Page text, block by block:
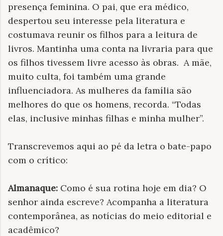
presença feminina. O pai, que era médico,
despertou seu interesse pela literatura e
costumava reunir os filhos para a leitura de
livros. Mantinha uma conta na livraria para que
os filhos tivessem livre acesso às obras. A mãe,
muito culta, foi também uma grande
influenciadora. As mulheres da família são
melhores do que os homens, recorda. “Todas
elas, inclusive minhas filhas e minha mulher”.
Transcrevemos aqui ao pé da letra o bate-papo
com o crítico:
Almanaque: Como é sua rotina hoje em dia? O
senhor ainda escreve? Acompanha a literatura
contemporânea, as notícias do meio editorial e
acadêmico?